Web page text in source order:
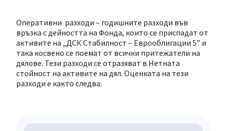
Оперативни разходи – годишните разходи във
връзка с дейността на Фонда, които се приспадат от
активите на „ДСК Стабилност – Еврооблигации 5” и
така косвено се поемат от всички притежатели на
дялове. Тези разходи се отразяват в Нетната
стойност на активите на дял. Оценката на тези
разходи е както следва: